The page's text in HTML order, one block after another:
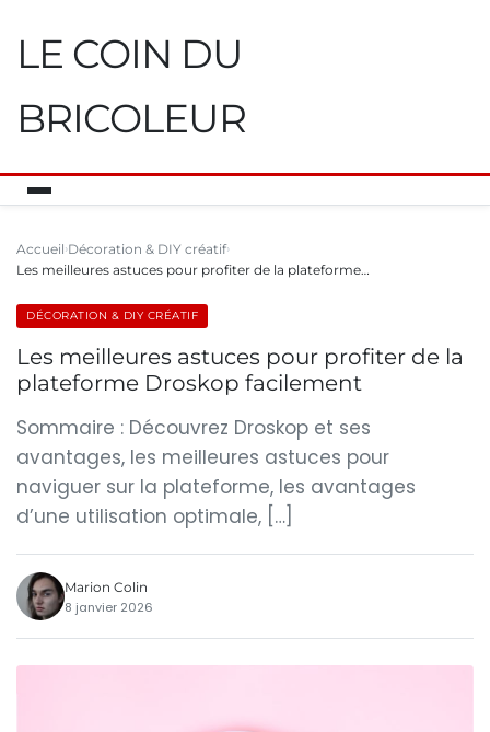
LE COIN DU
BRICOLEUR
Accueil Décoration & DIY créatif
Les meilleures astuces pour profiter de la plateforme…
DÉCORATION & DIY CRÉATIF
Les meilleures astuces pour profiter de la
plateforme Droskop facilement
Sommaire : Découvrez Droskop et ses
avantages, les meilleures astuces pour
naviguer sur la plateforme, les avantages
d’une utilisation optimale, […]
Marion Colin
8 janvier 2026